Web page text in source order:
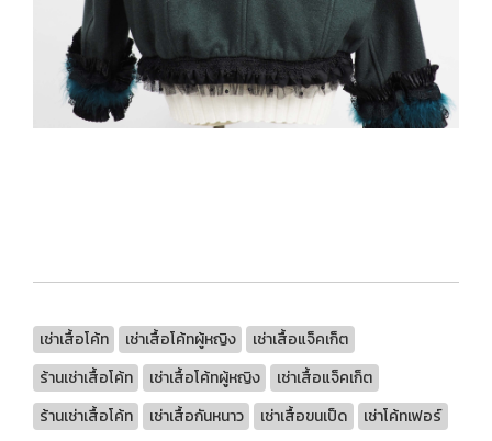
เช่าเสื้อโค้ท เช่าเสื้อโค้ทผู้หญิง
เช่าเสื้อแจ็คเก็ต
ร้านเช่าเสื้อโค้ท
เช่าเสื้อโค้ทผู้หญิง
เช่าเสื้อแจ็คเก็ต
ร้านเช่าเสื้อโค้ท
เช่าเสื้อกันหนาว เช่าเสื้อขนเป็ด
เช่าโค้ทเฟอร์